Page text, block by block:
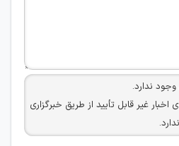
ندارد.
اخبار غیر قابل تأیید از طریق خبرگزاری